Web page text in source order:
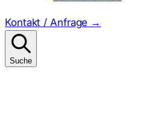
Kontakt / Anfrage →
Suche